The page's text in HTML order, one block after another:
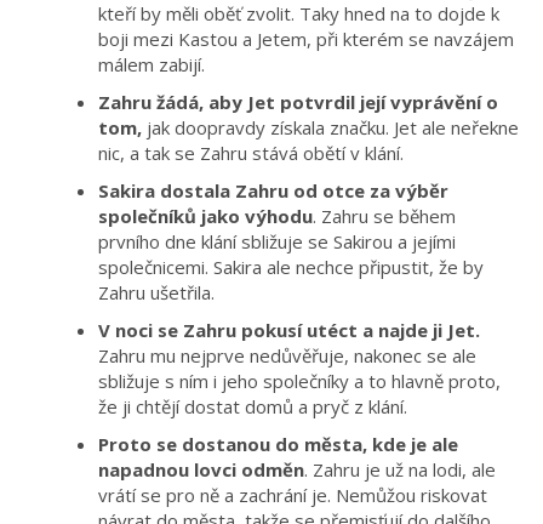
kteří by měli oběť zvolit. Taky hned na to dojde k
boji mezi Kastou a Jetem, při kterém se navzájem
málem zabijí.
Zahru žádá, aby Jet potvrdil její vyprávění o
tom, jak doopravdy získala značku. Jet ale neřekne
nic, a tak se Zahru stává obětí v klání.
Sakira dostala Zahru od otce za výběr
společníků jako výhodu. Zahru se během
prvního dne klání sbližuje se Sakirou a jejími
společnicemi. Sakira ale nechce připustit, že by
Zahru ušetřila.
V noci se Zahru pokusí utéct a najde ji Jet.
Zahru mu nejprve nedůvěřuje, nakonec se ale
sbližuje s ním i jeho společníky a to hlavně proto,
že ji chtějí dostat domů a pryč z klání.
Proto se dostanou do města, kde je ale
napadnou lovci odměn. Zahru je už na lodi, ale
vrátí se pro ně a zachrání je. Nemůžou riskovat